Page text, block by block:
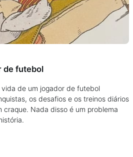
de futebol
de um jogador de futebol
os desafios e os treinos diários
craque. Nada disso é um problema